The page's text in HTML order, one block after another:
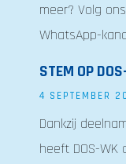
meer? Volg
WhatsApp-
STEM OP
4 SEPTEMBER
Dankzij
heeft DOS-